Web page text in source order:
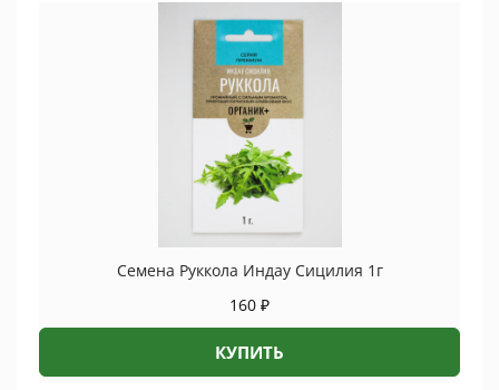
Семена Руккола Индау Сицилия 1г
160 ₽
КУПИТЬ